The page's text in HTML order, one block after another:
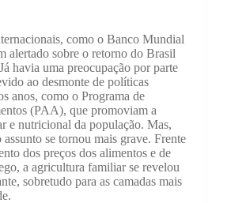
como o Banco Mundial
alertado sobre o retorno do Brasil
havia uma preocupação por parte
ao desmonte de políticas
anos, como o Programa de
(PAA), que promoviam a
e nutricional da população. Mas,
se tornou mais grave. Frente
dos preços dos alimentos e de
a agricultura familiar se revelou
sobretudo para as camadas mais